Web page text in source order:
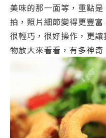
美味的那一面等，重點
拍，照片細節變得更豐
很輕巧，很好操作，更
物放大來看看，有多神奇